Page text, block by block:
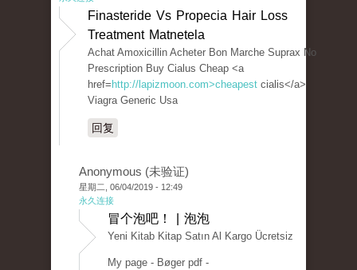
Finasteride Vs Propecia Hair Loss
Treatment Matnetela
Achat Amoxicillin Acheter Bon Marche Suprax No
Prescription Buy Cialus Cheap <a
href= http://lapizmoon.com>cheapest cialis</a>
Viagra Generic Usa
回复
Anonymous (未验证)
星期二, 06/04/2019 - 12:49
永久连接
冒个泡吧！ | 泡泡
Yeni Kitab Kitap Satın Al Kargo Ücretsiz
My page - Bøger pdf -